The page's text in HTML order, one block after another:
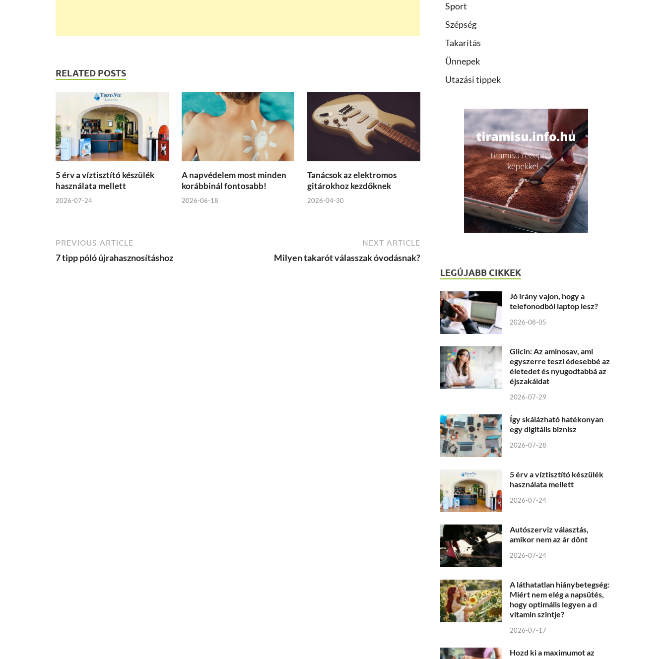
RELATED POSTS
5 érv a víztisztító készülék
használata mellett
2026-07-24
A napvédelem most minden
korábbinál fontosabb!
2026-06-18
Tanácsok az elektromos
gitárokhoz kezdőknek
2026-04-30
PREVIOUS ARTICLE
7 tipp póló újrahasznosításhoz
NEXT ARTICLE
Milyen takarót válasszak óvodásnak?
Sport
Szépség
Takarítás
Ünnepek
Utazási tippek
LEGÚJABB CIKKEK
Jó irány vajon, hogy a
telefonodból laptop lesz?
2026-08-05
Glicin: Az aminosav, ami
egyszerre teszi édesebbé az
életedet és nyugodtabbá az
éjszakáidat
2026-07-29
Így skálázható hatékonyan
egy digitális biznisz
2026-07-28
5 érv a víztisztító készülék
használata mellett
2026-07-24
Autószerviz választás,
amikor nem az ár dönt
2026-07-24
A láthatatlan hiánybetegség:
Miért nem elég a napsütés,
hogy optimális legyen a d
vitamin szintje?
2026-07-17
Hozd ki a maximumot az